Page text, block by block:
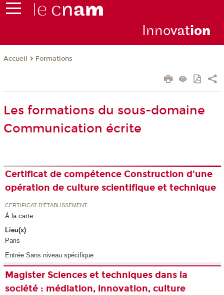
Innovation
Accueil Formations
Les formations du sous-domaine
Communication écrite
Certificat de compétence Construction d'une
opération de culture scientifique et technique
CERTIFICAT D'ÉTABLISSEMENT
À la carte
Lieu(x)
Paris
Entrée Sans niveau spécifique
Magister Sciences et techniques dans la
société : médiation, innovation, culture